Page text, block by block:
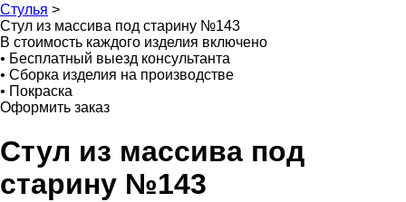
Стулья >
Стул из массива под старину №143
В стоимость каждого изделия включено
• Бесплатный выезд консультанта
• Сборка изделия на производстве
• Покраска
Оформить заказ
Стул из массива под
старину №143